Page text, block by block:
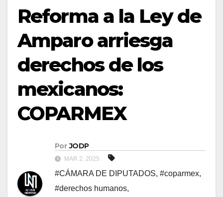
Reforma a la Ley de
Amparo arriesga
derechos de los
mexicanos:
COPARMEX
Por JODP
MAR 2, 2025
#CÁMARA DE DIPUTADOS, #coparmex,
#derechos humanos,